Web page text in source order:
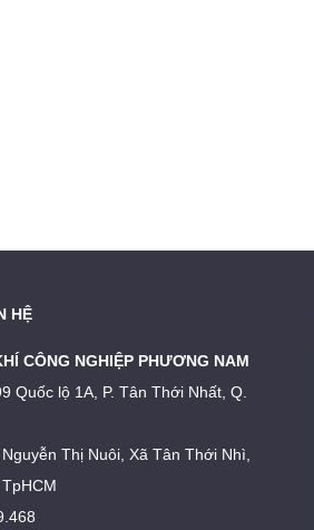
HỆ
CÔNG NGHIỆP PHƯƠNG NAM
Quốc lộ 1A, P. Tân Thới Nhất, Q.
Thị Nuôi, Xã Tân Thới Nhì,